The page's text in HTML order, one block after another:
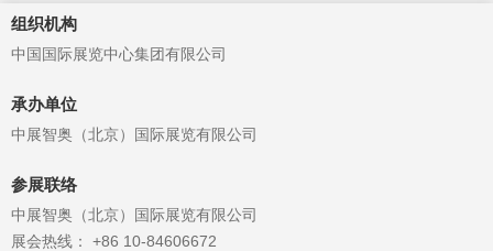
组织机构
中国国际展览中心集团有限公司
承办单位
中展智奥（北京）国际展览有限公司
参展联络
中展智奥（北京）国际展览有限公司
展会热线： +86 10-84606672